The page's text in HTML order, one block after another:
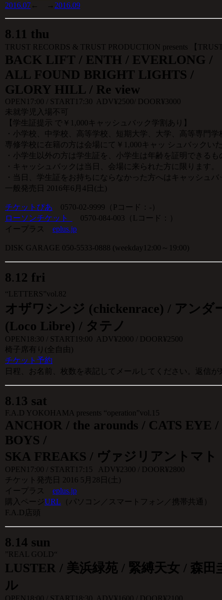
2016.07 ← → 2016.09
8.11 thu
TRUST RECORDS & TRUST PRODUCTION presents 【
BACK LIFT / ENTH / EVERLONG /
ALL FOUND BRIGHT LIGHTS /
GLORY HILL / Re view
OPEN17:00 / START17:30 ADV¥2500/ DOOR¥3000
未就学児入場不可
【学生証提示 で￥1,000キャッシュバック学割あり】
・小学校、中学校、高等学校、短期大学、大学、高等専門学
専修学校に在籍の方は会場にて￥1,000キャッ シュバックい
・小学生以外の方は学生証を、小学生は年齢を証明できる
・キャッシュバックは当日、会場に来られた方に限ります。
・当日、学生証をお持ちにならなかった方へはキャッシュ
一般発売日 2016年6月4日(土)
チケットぴあ 0570-02-9999（Pコード：-）
ローソンチケット
0570-084-003（Lコード：）
イープラス eplus.jp
DISK GARAGE 050-5533-0888 (weekday12:00～19:00)
8.12 fri
“LETTERS”vol.82
オザワシンジ (chickenrace) / アンダ
(Loco Libre) / タテノ
OPEN18:30 / START19:00 ADV¥2000 / DOOR¥2500
椅子席有り(全自由)
チケット予約
日程、お名前、枚数を表記してメールしてください。返信
8.13 sat
F.A.D YOKOHAMA presents “operation”vol.15
ANCHOR / the arounds / CATS EYE
BOYS /
SKA FREAKS / ヴァジリアントマト
OPEN17:00 / START17:15 ADV¥2300 / DOOR¥2800
チケット発売日 2016 5月28日(土)
イープラス eplus.jp
購入ページURL （パソコン／スマートフォン／携帯共通）
F.A.D店頭
8.14 sun
”REAL GOLD“
LUSTER / 美浜緑苑 / 緊縛天女 / 森
ル